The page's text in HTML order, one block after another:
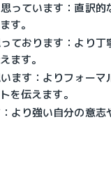
っています：直訳的
す。
ております：より丁
ます。
ます：よりフォーマ
を伝えます。
より強い自分の意志